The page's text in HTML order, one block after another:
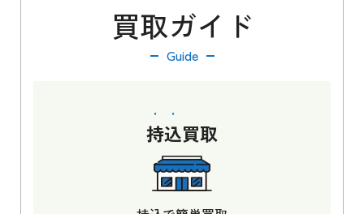
買取ガイド
Guide
持込買取